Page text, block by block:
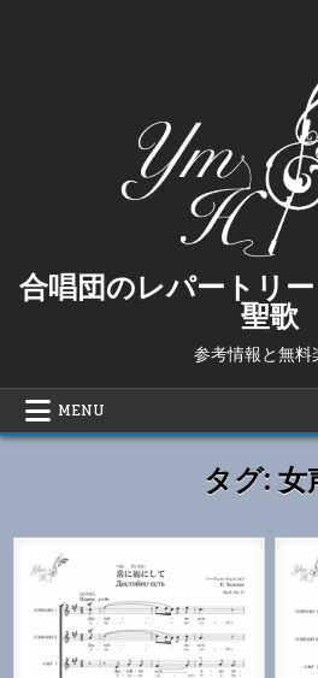
合唱団のレパートリ
聖歌
参考情報と無料
MENU
タグ: 女